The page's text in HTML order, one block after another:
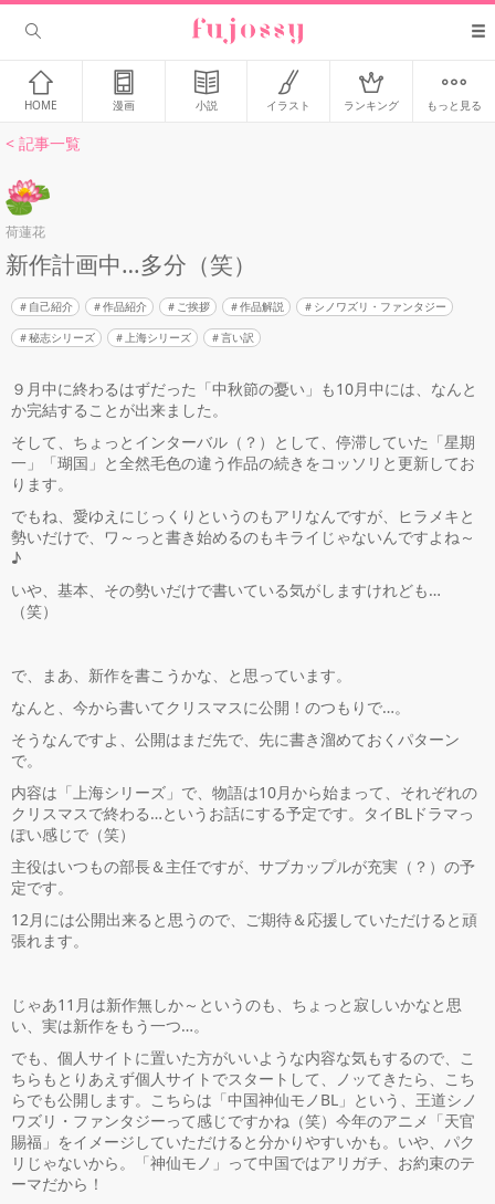
HOME 漫画 小説 イラスト ランキング もっと見る
< 記事一覧
荷蓮花
新作計画中…多分（笑）
自己紹介 作品紹介 ご挨拶 作品解説
シノワズリ・ファンタジー
秘志シリーズ
上海シリーズ 言い訳
９月中に終わるはずだった「中秋節の憂い」も10月中には、なんと
か完結することが出来ました。
そして、ちょっとインターバル（？）として、停滞していた「星期
一」「瑚国」と全然毛色の違う作品の続きをコッソリと更新してお
ります。
でもね、愛ゆえにじっくりというのもアリなんですが、ヒラメキと
勢いだけで、ワ～っと書き始めるのもキライじゃないんですよね～
♪
いや、基本、その勢いだけで書いている気がしますけれども…
（笑）
で、まあ、新作を書こうかな、と思っています。
なんと、今から書いてクリスマスに公開！のつもりで…。
そうなんですよ、公開はまだ先で、先に書き溜めておくパターン
で。
内容は「上海シリーズ」で、物語は10月から始まって、それぞれの
クリスマスで終わる…というお話にする予定です。タイBLドラマっ
ぽい感じで（笑）
主役はいつもの部長＆主任ですが、サブカップルが充実（？）の予
定です。
12月には公開出来ると思うので、ご期待＆応援していただけると頑
張れます。
じゃあ11月は新作無しか～というのも、ちょっと寂しいかなと思
い、実は新作をもう一つ…。
でも、個人サイトに置いた方がいいような内容な気もするので、こ
ちらもとりあえず個人サイトでスタートして、ノッてきたら、こち
らでも公開します。こちらは「中国神仙モノBL」という、王道シノ
ワズリ・ファンタジーって感じですかね（笑）今年のアニメ「天官
賜福」をイメージしていただけると分かりやすいかも。いや、パク
リじゃないから。「神仙モノ」って中国ではアリガチ、お約束のテ
ーマだから！